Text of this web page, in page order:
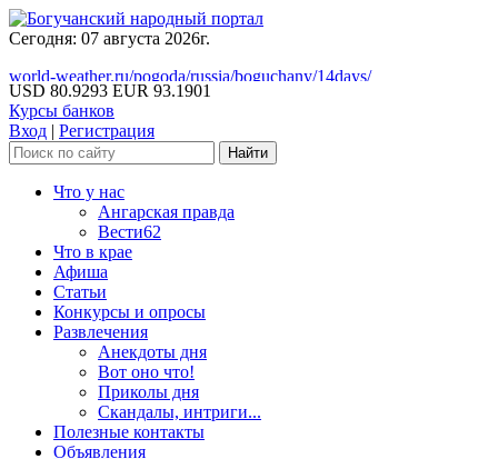
Сегодня: 07 августа 2026г.
world-weather.ru/pogoda/russia/boguchany/14days/
USD 80.9293 EUR 93.1901
Курсы банков
Вход | Регистрация
Что у нас
Ангарская правда
Вести62
Что в крае
Афиша
Статьи
Конкурсы и опросы
Развлечения
Анекдоты дня
Вот оно что!
Приколы дня
Скандалы, интриги...
Полезные контакты
Объявления